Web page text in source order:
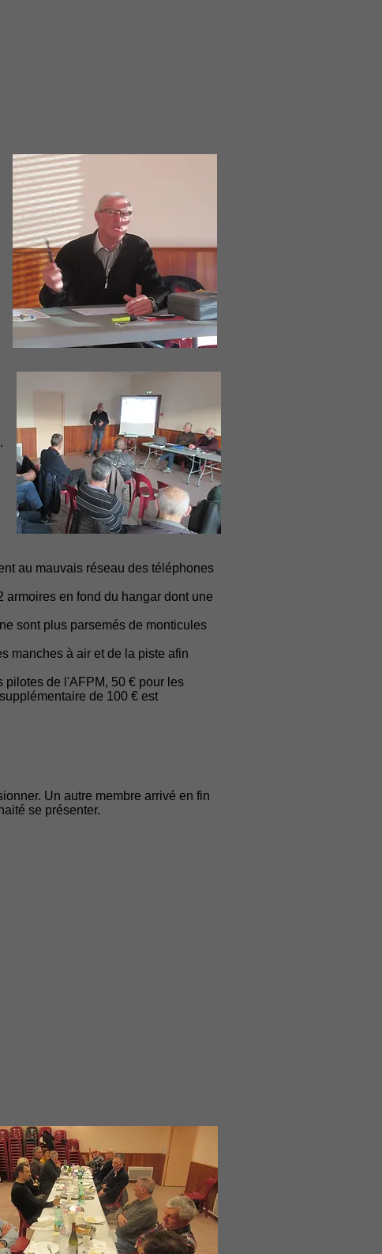
au mauvais réseau des téléphones
en fond du hangar dont une
sont plus parsemés de monticules
manches à air et de la piste afin
pilotes de l'AFPM, 50 € pour les
de 100 € est
Un autre membre arrivé en fin
se présenter.